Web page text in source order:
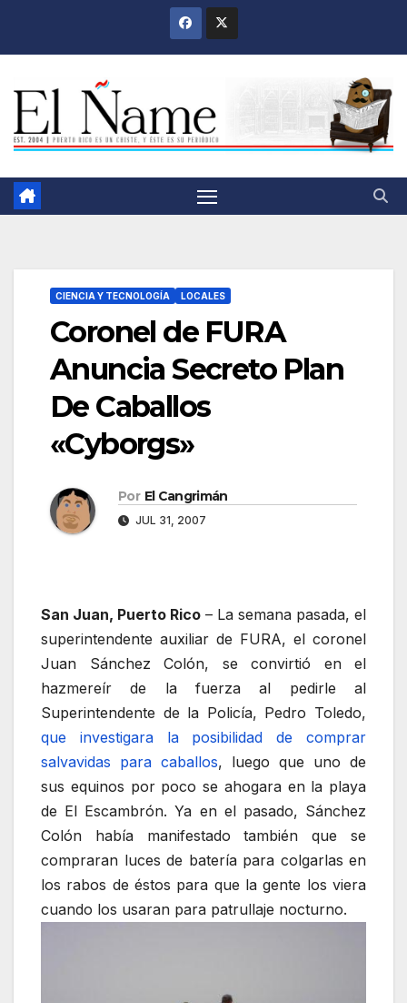
CIENCIA Y TECNOLOGÍA LOCALES
Coronel de FURA
Anuncia Secreto Plan
De Caballos
«Cyborgs»
Por El Cangrimán
JUL 31, 2007
San Juan, Puerto Rico – La semana pasada, el
superintendente auxiliar de FURA, el coronel
Juan Sánchez Colón, se convirtió en el
hazmereír de la fuerza al pedirle al
Superintendente de la Policía, Pedro Toledo,
que investigara la posibilidad de comprar
salvavidas para caballos, luego que uno de
sus equinos por poco se ahogara en la playa
de El Escambrón. Ya en el pasado, Sánchez
Colón había manifestado también que se
compraran luces de batería para colgarlas en
los rabos de éstos para que la gente los viera
cuando los usaran para patrullaje nocturno.